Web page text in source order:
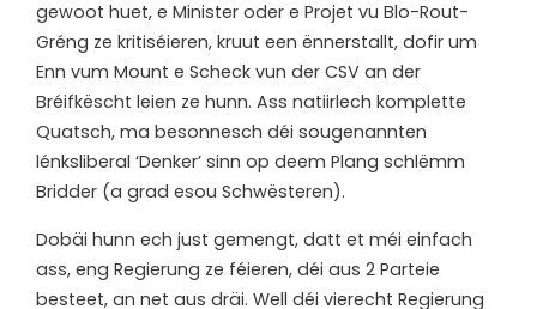
gewoot huet, e Minister oder e Projet vu Blo-Rout-
Gréng ze kritiséieren, kruut een ënnerstallt, dofir um
Enn vum Mount e Scheck vun der CSV an der
Bréifkëscht leien ze hunn. Ass natiirlech komplette
Quatsch, ma besonnesch déi sougenannten
lénksliberal ‘Denker’ sinn op deem Plang schlëmm
Bridder (a grad esou Schwësteren).
Dobäi hunn ech just gemengt, datt et méi einfach
ass, eng Regierung ze féieren, déi aus 2 Parteie
besteet, an net aus dräi. Well déi vierecht Regierung